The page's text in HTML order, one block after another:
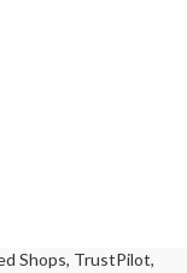
Shops, TrustPilot,